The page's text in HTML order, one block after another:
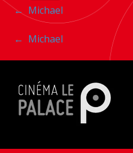
Navigation
entre
les
articles
← Michael
Navigation
entre
les
articles
← Michael